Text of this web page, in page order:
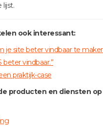
lijst.
ook interessant:
je site beter vindbaar te
beter vindbaar.”
praktijk-case
producten en diensten op